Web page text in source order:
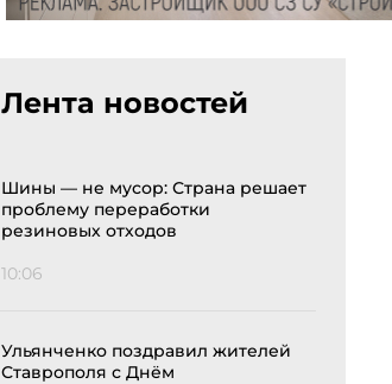
Лента новостей
Шины — не мусор: Страна решает
проблему переработки
резиновых отходов
10:06
Ульянченко поздравил жителей
Ставрополя с Днём